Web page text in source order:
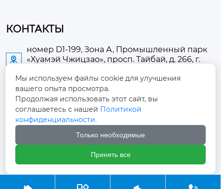
КОНТАКТЫ

номер D1-199, Зона А, Промышленный парк
«Хуамэй Чжицзао», просп. Тайбай, д. 266, г.
 2673889948@qq.com
+86-13705274289
+86-19084124289
Мы используем файлы cookie для улучшения
вашего опыта просмотра.
Продолжая использовать этот сайт, вы
соглашаетесь с нашей Политикой
конфиденциальности.
Только необходимые
Принять все